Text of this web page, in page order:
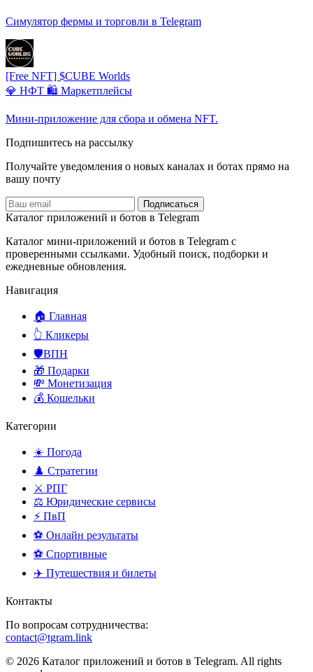
Симулятор фермы и торговли в Telegram
[Free NFT] $CUBE Worlds
💎 НФТ 🛍️ Маркетплейсы
Мини-приложение для сбора и обмена NFT.
Подпишитесь на рассылку
Получайте уведомления о новых каналах и ботаx прямо на
вашу почту
Подписаться
Каталог приложений и ботов в Telegram
Каталог мини-приложений и ботов в Telegram с
проверенными ссылками. Удобный поиск, подборки и
ежедневные обновления.
Навигация
🏠 Главная
👆 Кликеры
🛡️ВПН
🎁 Подарки
💸 Монетизация
💰 Кошельки
Категории
☀️ Погода
♟️ Стратегии
⚔️ РПГ
⚖️ Юридические сервисы
⚡ ПвП
⚽ Онлайн результаты
⚽ Спортивные
✈️ Путешествия и билеты
Контакты
По вопросам сотрудничества:
contact@tgram.link
© 2026 Каталог приложений и ботов в Telegram. All rights